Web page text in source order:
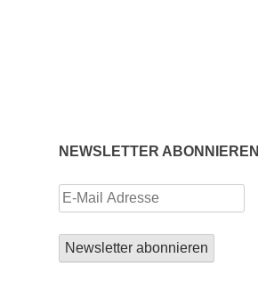
NEWSLETTER ABONNIEREN